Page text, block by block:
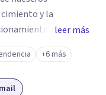
y la
De
patrones que
crecimiento
leer más
+6 más